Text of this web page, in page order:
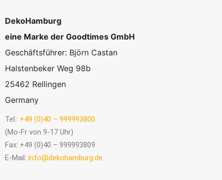
DekoHamburg
eine Marke der Goodtimes GmbH
Geschäftsführer: Björn Castan
Halstenbeker Weg 98b
25462 Rellingen
Germany
Tel.: +49 (0)40 – 999993800
(Mo-Fr von 9-17 Uhr)
Fax: +49 (0)40 – 999993809
E-Mail: info@dekohamburg.de